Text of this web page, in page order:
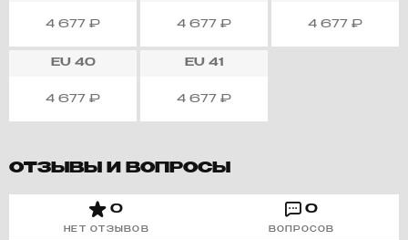
4 677 ₽ 4 677 ₽ 4 677 ₽
EU40
4 677 ₽
EU 41
4 677 ₽
ОТЗЫВЫ И ВОПРОСЫ
0
НЕТ ОТЗЫВОВ
0
ВОПРОСОВ